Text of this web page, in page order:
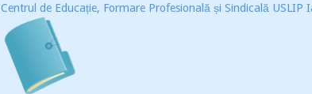
Centrul de Educație, Formare Profesională și Sindicală USLIP